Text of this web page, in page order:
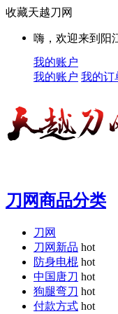
收藏天越刀网
嗨，欢迎来到阳
我的账户
我的账户 我的订
刀网商品分类
刀网
刀网新品 hot
防身电棍 hot
中国唐刀 hot
狗腿弯刀 hot
付款方式 hot